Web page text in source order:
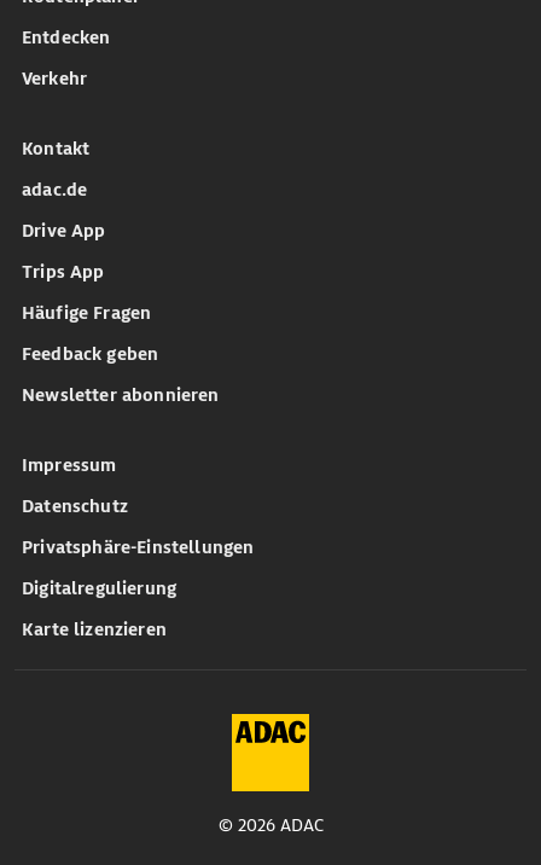
Entdecken
Verkehr
Kontakt
adac.de
Drive App
Trips App
Häufige Fragen
Feedback geben
Newsletter abonnieren
Impressum
Datenschutz
Privatsphäre-Einstellungen
Digitalregulierung
Karte lizenzieren
© 2026 ADAC